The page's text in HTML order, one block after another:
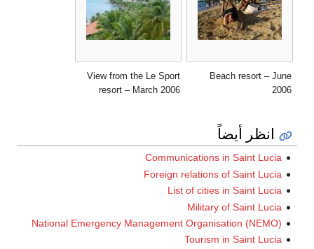
Beach resort – June
2006
View from the Le Sport
resort – March 2006
انظر أيضاً
Communications in Saint Lucia
Foreign relations of Saint Lucia
List of cities in Saint Lucia
Military of Saint Lucia
National Emergency Management Organisation (NEMO)
Tourism in Saint Lucia